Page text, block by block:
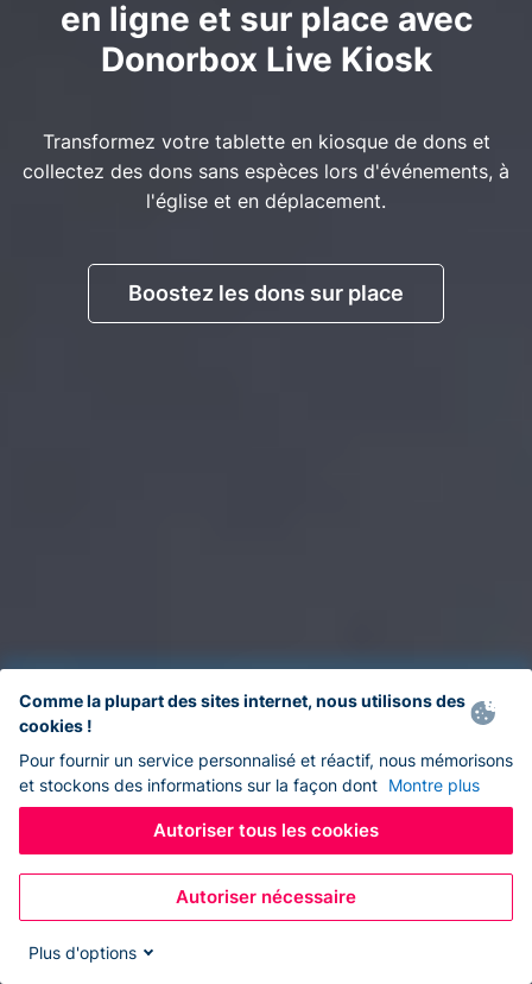
en ligne et sur place avec
Donorbox Live Kiosk
Transformez votre tablette en kiosque de dons et
collectez des dons sans espèces lors d'événements, à
l'église et en déplacement.
Boostez les dons sur place
Comme la plupart des sites internet, nous utilisons des
cookies !
Pour fournir un service personnalisé et réactif, nous mémorisons
et stockons des informations sur la façon dont Montre plus
Autoriser tous les cookies
Autoriser nécessaire
Plus d'options